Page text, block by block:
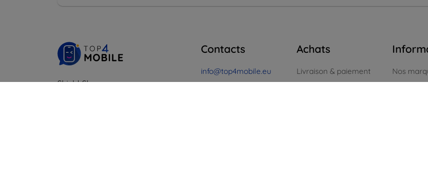
Shield-Sk s.r.o.
Contacts
info@top4mobile.eu
Achats
Livraison & paiement
Nos